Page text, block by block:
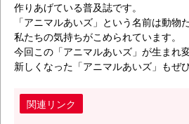
作りあげている普及誌です。
「アニマルあいズ」という名前は動物
私たちの気持ちがこめられています。
今回この「アニマルあいズ」が生まれ
新しくなった「アニマルあいズ」もぜ
関連リンク